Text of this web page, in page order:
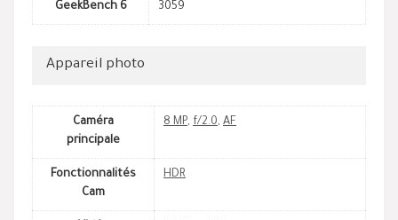
GeekBench 6 3059
Appareil photo
Caméra
principale
8 MP, f/2.0, AF
Fonctionnalités
Cam
HDR